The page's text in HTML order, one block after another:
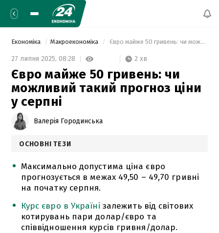
Економіка Макроекономіка Євро майже 50 гривень: чи можливий такий прогноз ціни у серпні
27 липня 2025, 08:28 2 хв
Євро майже 50 гривень: чи
можливий такий прогноз ціни
у серпні
Валерія Городинська
ОСНОВНІ ТЕЗИ
Максимально допустима ціна євро
прогнозується в межах 49,50 – 49,70 гривні
на початку серпня.
Курс євро в Україні залежить від світових
котирувань пари долар/євро та
співвідношення курсів гривня/долар.